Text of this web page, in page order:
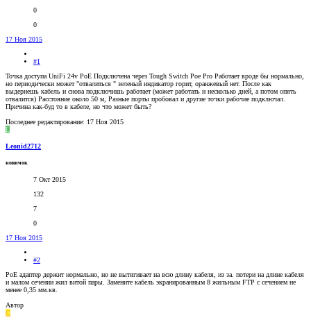
0
0
17 Ноя 2015
#1
Точка доступа UniFi 24v PoE Подключена через Tough Switch Poe Pro Работает вроде бы нормально,
но периодически может "отвалиться " зеленый индикатор горит, оранжевый нет. После как
выдернешь кабель и снова подключишь работает (может работать и несколько дней, а потом опять
отвалится) Расстояние около 50 м, Разные порты пробовал и другие точки рабочие подключал.
Причина как-буд то в кабеле, но что может быть?
Последнее редактирование: 17 Ноя 2015
L
Leonid2712
новичок
7 Окт 2015
132
7
0
17 Ноя 2015
#2
PoE адаптер держит нормально, но не вытягивает на всю длину кабеля, из за. потери на длине кабеля
и малом сечении жил витой пары. Замените кабель экранированным 8 жильным FTP с сечением не
менее 0,35 мм.кв.
Автор
С